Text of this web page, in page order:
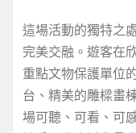
這場活動的獨特之
完美交融。遊客在
重點文物保護單位
台、精美的雕樑畫
場可聽、可看、可